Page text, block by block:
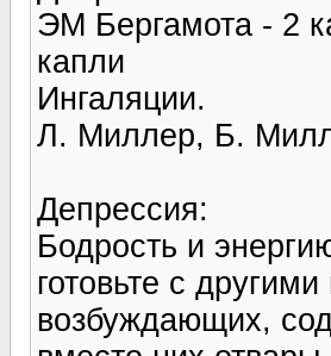
ЭМ Бергамота - 2
капли
Ингаляции.
Л. Миллер, Б.
Депрессия:
Бодрость и
готовьте с
возбуж­дающих,